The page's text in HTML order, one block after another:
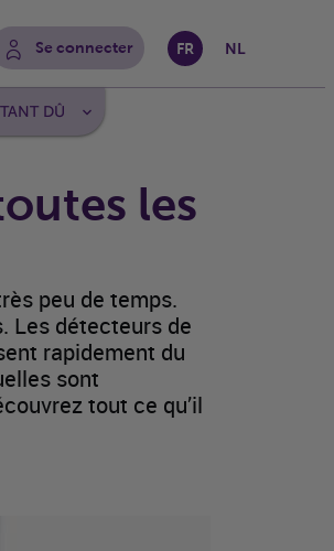
sur le site
Se connecter FR NL
DÛ
les
peu de temps.
Les détecteurs de
rapidement du
sont
tout ce qu’il